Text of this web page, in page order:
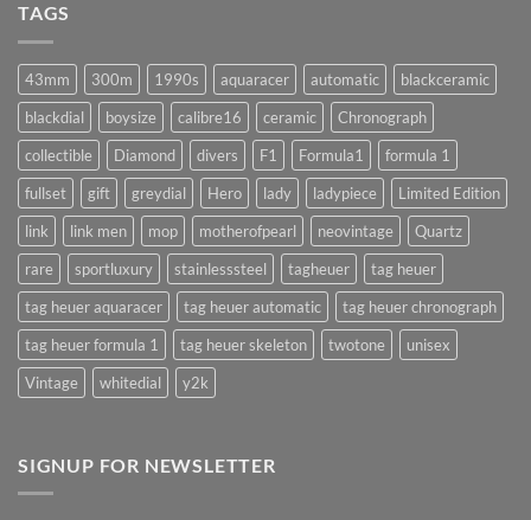
มั้ย
!?
TAGS
43mm 300m 1990s aquaracer automatic
blackceramic
blackdial
boysize calibre16 ceramic
Chronograph
collectible
Diamond divers F1 Formula1
formula 1
fullset
gift greydial Hero lady ladypiece
Limited Edition
link
link men mop motherofpearl neovintage
Quartz
rare
sportluxury stainlesssteel tagheuer
tag heuer
tag heuer aquaracer
tag heuer automatic
tag heuer chronograph
tag heuer formula 1
tag heuer skeleton twotone
unisex
Vintage
whitedial y2k
SIGNUP FOR NEWSLETTER